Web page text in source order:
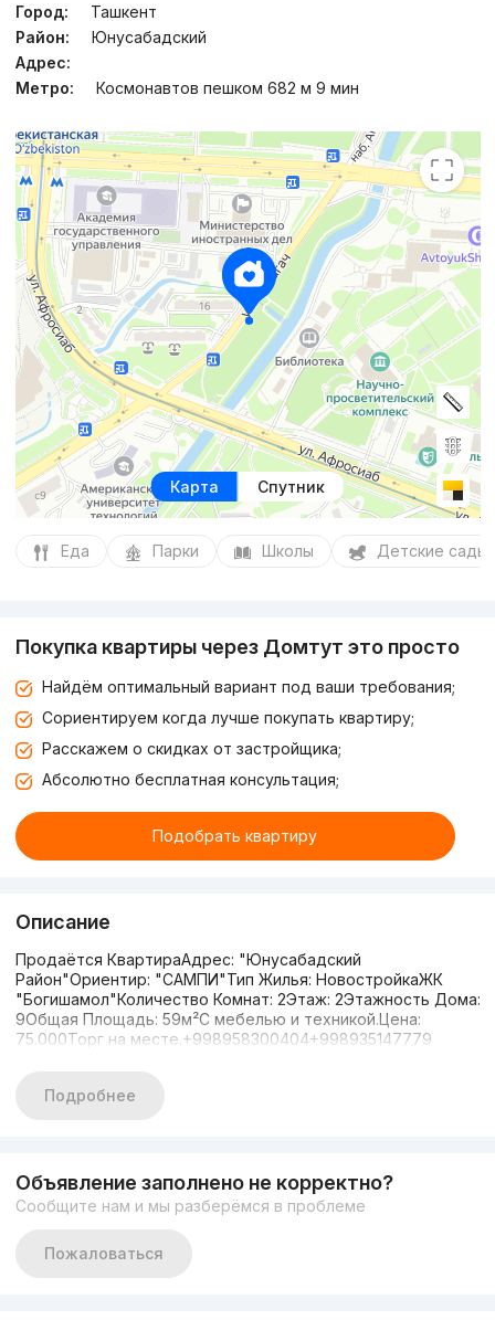
Город:
Ташкент
Район:
Юнусабадский
Адрес:
Метро:
Космонавтов пешком 682 м 9 мин
Карта Спутник
Еда Парки Школы Детские сады
Покупка квартиры через Домтут это просто
Найдём оптимальный вариант под ваши требования;
Сориентируем когда лучше покупать квартиру;
Расскажем о скидках от застройщика;
Абсолютно бесплатная консультация;
Подобрать квартиру
Описание
Продаётся КвартираАдрес: "Юнусабадский
Район"Ориентир: "САМПИ"Тип Жилья: НовостройкаЖК
"Богишамол"Количество Комнат: 2Этаж: 2Этажность Дома:
9Общая Площадь: 59м²С мебелью и техникой.Цена:
75.000Торг на месте.+998958300404+998935147779
Подробнее
Объявление заполнено не корректно?
Сообщите нам и мы разберёмся в проблеме
Пожаловаться